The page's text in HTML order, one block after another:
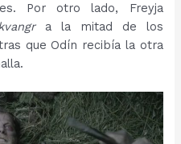
Por otro lado, Freyja
a la mitad de los
que Odín recibía la otra